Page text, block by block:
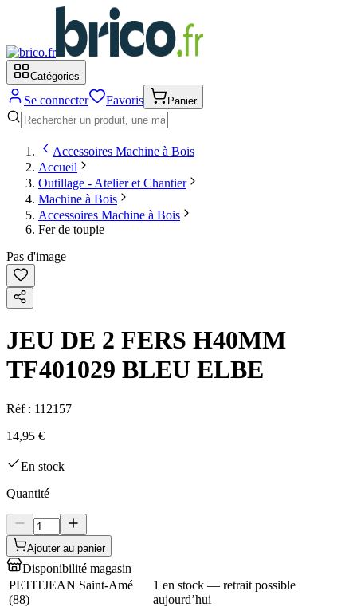
Catégories
Se connecter Favoris Panier
Accessoires Machine à Bois
Accueil
Outillage - Atelier et Chantier
Machine à Bois
Accessoires Machine à Bois
Fer de toupie
Pas d'image
JEU DE 2 FERS H40MM
TF401029 BLEU ELBE
Réf : 112157
14,95 €
En stock
Quantité
Ajouter au panier
Disponibilité magasin
PETITJEAN Saint-Amé
(88)
1 en stock — retrait possible
aujourd’hui